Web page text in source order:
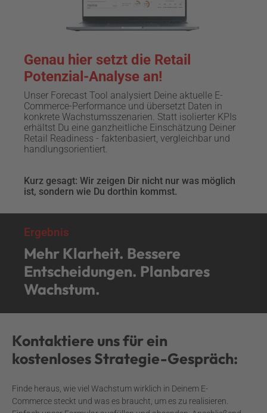
Genau hier setzt die Retail
Potenzial-Analyse an!
Unser Forecast Tool analysiert Deine aktuelle E-
Commerce-Performance und übersetzt Daten in
konkrete Wachstumsszenarien. Statt isolierter KPIs
erhältst Du eine ganzheitliche Einschätzung Deiner
Retail Readiness - faktenbasiert, vergleichbar und
handlungsorientiert.
Kurz gesagt: Wir zeigen Dir nicht nur was möglich
ist, sondern wie Du dorthin kommst.
Ergebnis
Mehr Klarheit. Bessere
Entscheidungen. Planbares
Wachstum.
Kontaktiere uns für ein
kostenloses Strategie-Gespräch:
Finde heraus, wie viel Wachstum wirklich in Deinem E-
Commerce steckt und was es braucht, um es zu realisieren.